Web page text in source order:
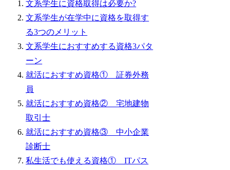
文系学生に資格取得は必要か?
文系学生が在学中に資格を取得す
る3つのメリット
文系学生におすすめする資格3パタ
ーン
就活におすすめ資格① 証券外務
員
就活におすすめ資格② 宅地建物
取引士
就活におすすめ資格③ 中小企業
診断士
私生活でも使える資格① ITパス